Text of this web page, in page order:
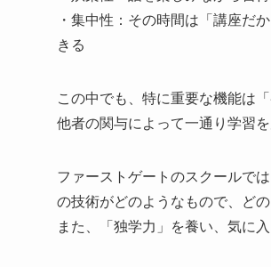
・集中性：その時間は「講座だ
きる
この中でも、特に重要な機能は
他者の関与によって一通り学習
ファーストゲートのスクールで
の技術がどのようなもので、ど
また、「独学力」を養い、気に